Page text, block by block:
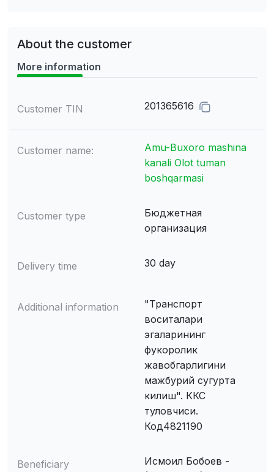
About the customer
More information
Customer TIN 201365616
Customer name:
Amu-Buxoro mashina
kanali Olot tuman
boshqarmasi
Customer type
Бюджетная
организация
Delivery time 30 day
Additional information
"Транспорт
воситалари
эгаларининг
фукоролик
жавобгарлигини
мажбурий сугурта
килиш". ККС
туловчиси.
Код4821190
Beneficiary
Исмоил Бобоев -